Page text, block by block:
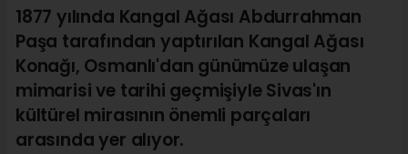
1877 yılında Kangal Ağası Abdurrahman
Paşa tarafından yaptırılan Kangal Ağası
Konağı, Osmanlı'dan günümüze ulaşan
mimarisi ve tarihi geçmişiyle Sivas'ın
kültürel mirasının önemli parçaları
arasında yer alıyor.